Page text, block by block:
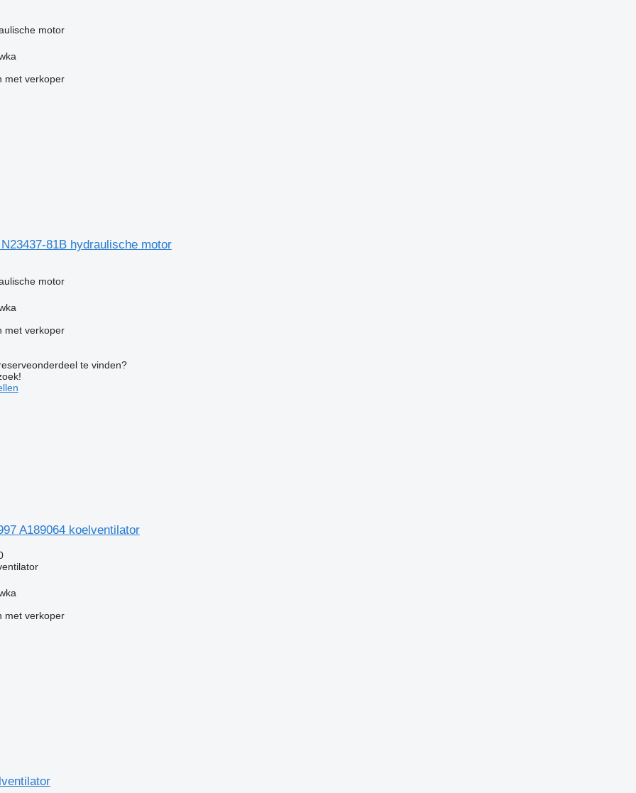
motor
met verkoper
81B hydraulische motor
motor
met verkoper
te vinden?
A189064 koelventilator
met verkoper